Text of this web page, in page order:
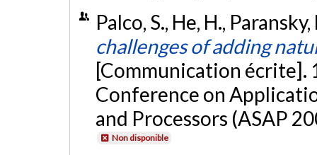
Palco, S., He, H.,
challenges of adding
[Communication écrite].
Conference on
and Processors (ASAP
Non disponible